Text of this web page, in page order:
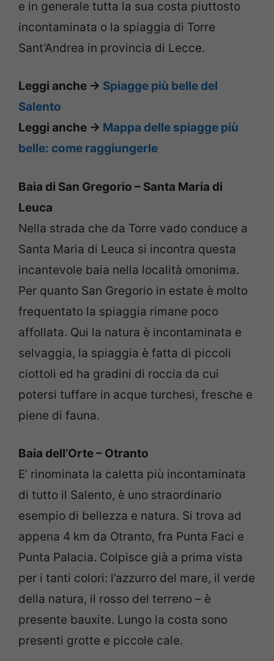
e in generale tutta la sua costa piuttosto
incontaminata o la spiaggia di Torre
Sant’Andrea in provincia di Lecce.
Leggi anche -> Spiagge più belle del
Salento
Leggi anche -> Mappa delle spiagge più
belle: come raggiungerle
Baia di San Gregorio – Santa Maria di
Leuca
Nella strada che da Torre vado conduce a
Santa Maria di Leuca si incontra questa
incantevole baia nella località omonima.
Per quanto San Gregorio in estate è molto
frequentato la spiaggia rimane poco
affollata. Qui la natura è incontaminata e
selvaggia, la spiaggia è fatta di piccoli
ciottoli ed ha gradini di roccia da cui
potersi tuffare in acque turchesi, fresche e
piene di fauna.
Baia dell’Orte – Otranto
E’ rinominata la caletta più incontaminata
di tutto il Salento, è uno straordinario
esempio di bellezza e natura. Si trova ad
appena 4 km da Otranto, fra Punta Faci e
Punta Palacia. Colpisce già a prima vista
per i tanti colori: l’azzurro del mare, il verde
della natura, il rosso del terreno – è
presente bauxite. Lungo la costa sono
presenti grotte e piccole cale.